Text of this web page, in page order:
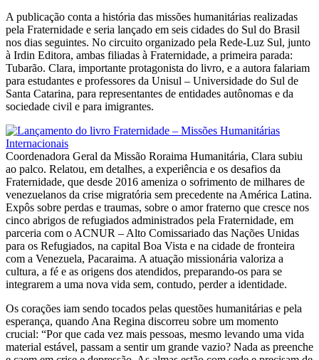
A publicação conta a história das missões humanitárias realizadas
pela Fraternidade e seria lançado em seis cidades do Sul do Brasil
nos dias seguintes. No circuito organizado pela Rede-Luz Sul, junto
à Irdin Editora, ambas filiadas à Fraternidade, a primeira parada:
Tubarão. Clara, importante protagonista do livro, e a autora falariam
para estudantes e professores da Unisul – Universidade do Sul de
Santa Catarina, para representantes de entidades autônomas e da
sociedade civil e para imigrantes.
Coordenadora Geral da Missão Roraima Humanitária, Clara subiu
ao palco. Relatou, em detalhes, a experiência e os desafios da
Fraternidade, que desde 2016 ameniza o sofrimento de milhares de
venezuelanos da crise migratória sem precedente na América Latina.
Expôs sobre perdas e traumas, sobre o amor fraterno que cresce nos
cinco abrigos de refugiados administrados pela Fraternidade, em
parceria com o ACNUR – Alto Comissariado das Nações Unidas
para os Refugiados, na capital Boa Vista e na cidade de fronteira
com a Venezuela, Pacaraima. A atuação missionária valoriza a
cultura, a fé e as origens dos atendidos, preparando-os para se
integrarem a uma nova vida sem, contudo, perder a identidade.
Os corações iam sendo tocados pelas questões humanitárias e pela
esperança, quando Ana Regina discorreu sobre um momento
crucial: “Por que cada vez mais pessoas, mesmo levando uma vida
material estável, passam a sentir um grande vazio? Nada as preenche